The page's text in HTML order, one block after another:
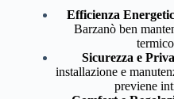
Efficienza
Barzanò ben
Sicurezza e
installazione e
previene